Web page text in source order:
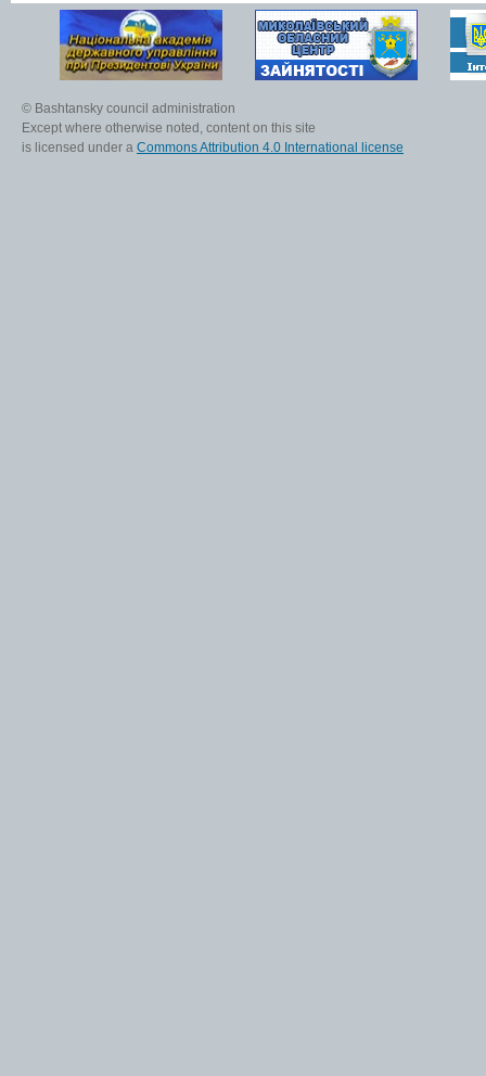
© Bashtansky council administration
Except where otherwise noted, content on this site
is licensed under a Commons Attribution 4.0 International license